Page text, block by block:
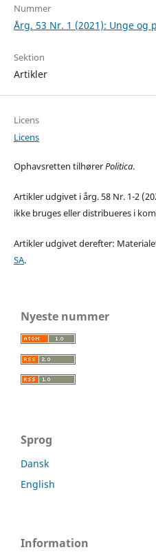
Nummer
Årg. 53 Nr. 1 (2021): Unge og
Sektion
Artikler
Licens
Licens
Ophavsretten tilhørerPolitica.
Artikler udgivet i årg. 58 Nr. 1-2
ikke bruges eller distribueres i
Artikler udgivet derefter:
SA.
Nyeste nummer
Sprog
Dansk
English
Information